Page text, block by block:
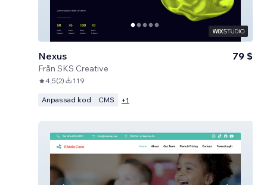
Nexus
Från SKS Creative
79 $
4,5(2) 119
Anpassad kod CMS +1